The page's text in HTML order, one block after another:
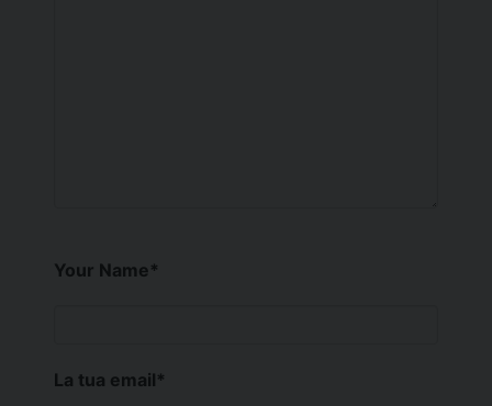
Your Name*
La tua email*